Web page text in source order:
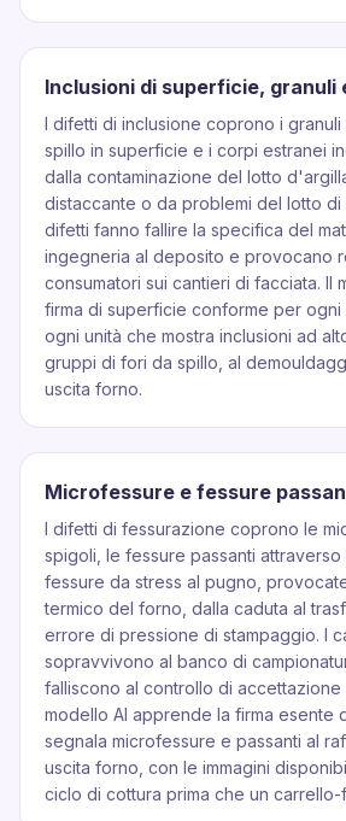
Inclusioni di superficie, granuli
I difetti di inclusione coprono i granuli
spillo in superficie e i corpi estranei
dalla contaminazione del lotto
distaccante o da problemi del lotto di
difetti fanno fallire la specifica del
ingegneria al deposito e provocano
consumatori sui cantieri di facciata. Il
firma di superficie conforme per ogni
ogni unità che mostra inclusioni ad
gruppi di fori da spillo, al
uscita forno.
Microfessure e fessure
I difetti di fessurazione coprono le
spigoli, le fessure passanti
fessure da stress al pugno,
termico del forno, dalla caduta al
errore di pressione di stampaggio. I
sopravvivono al banco di
falliscono al controllo di accettazione
modello AI apprende la firma esente
segnala microfessure e passanti al
uscita forno, con le immagini
ciclo di cottura prima che un